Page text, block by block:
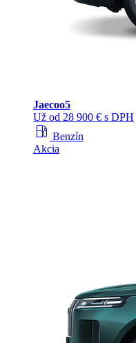
Jaecoo5
Už od 28 900 € s DPH
local_gas_station Benzín
Akcia